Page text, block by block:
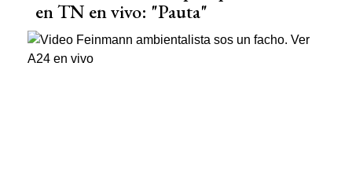
en TN en vivo: "Pauta"